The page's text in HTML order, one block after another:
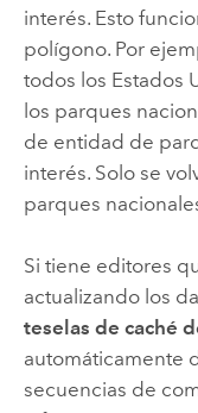
interés. Esto
polígono. Por
todos los Estados
los parques
de entidad de
interés. Solo se
parques
Si tiene editores
actualizando los
teselas de caché
automáticamente
secuencias de